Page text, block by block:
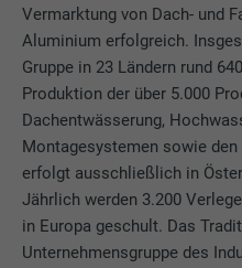
Vermarktung von Dach- und
Aluminium erfolgreich.
Gruppe in 23 Ländern rund
Produktion der über 5.000
Dachentwässerung,
Montagesystemen sowie
erfolgt ausschließlich in
Jährlich werden 3.200
in Europa geschult. Das
Unternehmensgruppe des